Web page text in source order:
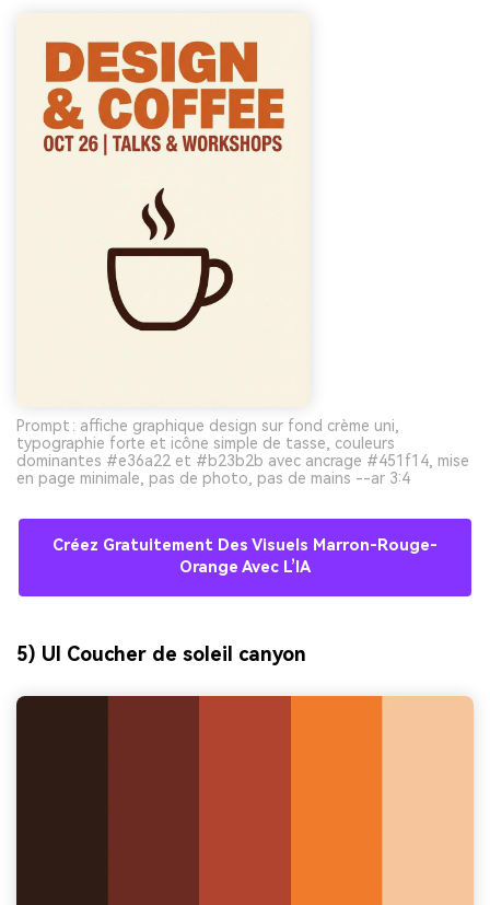
Prompt : affiche graphique design sur fond crème uni,
typographie forte et icône simple de tasse, couleurs
dominantes #e36a22 et #b23b2b avec ancrage #451f14, mise
en page minimale, pas de photo, pas de mains --ar 3:4
Créez Gratuitement Des Visuels Marron-Rouge-
Orange Avec L’IA
5) UI Coucher de soleil canyon